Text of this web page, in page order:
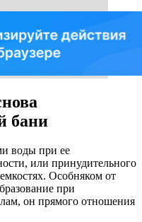
бани
воды при ее
или принудительного
Особняком от
при
он прямого отношения